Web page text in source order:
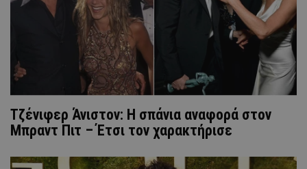
Τζένιφερ Άνιστον: Η σπάνια αναφορά στον
Μπραντ Πιτ – Έτσι τον χαρακτήρισε